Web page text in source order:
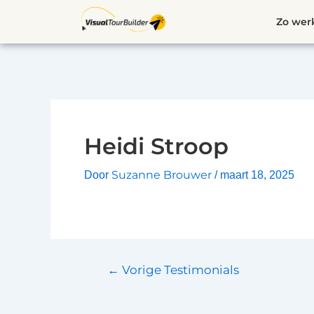
de
Zo
Heidi Stroop
Door Suzanne Brouwer / maart 18, 2025
Bericht
navigatie
← Vorige Testimonials